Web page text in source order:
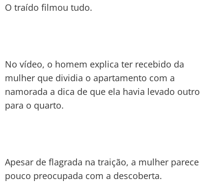
O traído filmou tudo.
No vídeo, o homem explica ter recebido da
mulher que dividia o apartamento com a
namorada a dica de que ela havia levado outro
para o quarto.
Apesar de flagrada na traição, a mulher parece
pouco preocupada com a descoberta.